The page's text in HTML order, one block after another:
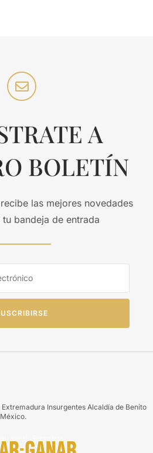
A
BOLETÍN
las mejores novedades
bandeja de entrada
Insurgentes Alcaldía de Benito